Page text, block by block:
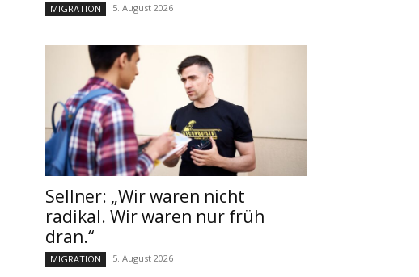
MIGRATION 5. August 2026
Sellner: „Wir waren nicht
radikal. Wir waren nur früh
dran.“
MIGRATION 5. August 2026